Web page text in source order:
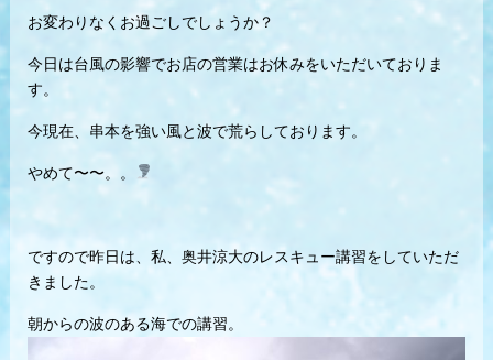
お変わりなくお過ごしでしょうか？
今日は台風の影響でお店の営業はお休みをいただいておりま
す。
今現在、串本を強い風と波で荒らしております。
やめて〜〜。。
ですので昨日は、私、奥井涼大のレスキュー講習をしていただ
きました。
朝からの波のある海での講習。